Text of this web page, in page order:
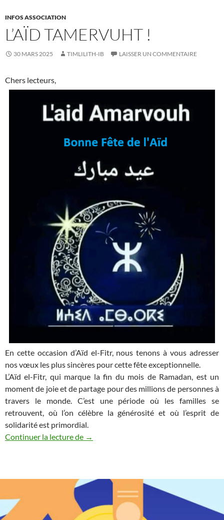
INFOS ASSOCIATION
L’AÏD TAMERVUHT !
30 MARS 2025 TIMLILITH-IB LAISSER UN COMMENTAIRE
Chers lecteurs,
En cette occasion d’Aïd el-Fitr, nous tenons à vous adresser
nos vœux les plus sincères pour cette fête exceptionnelle.
L’Aïd el-Fitr, qui marque la fin du mois de Ramadan, est un
moment de joie et de partage pour des millions de personnes à
travers le monde. C’est une période où les familles se
retrouvent, où l’on célèbre la générosité et où l’esprit de
solidarité est primordial.
Continuer la lecture de L’Aïd Tamervuht !
→